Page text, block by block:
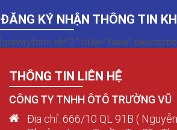
ĐĂNG KÝ NHẬN THÔNG TIN
[gravityform id="2" title="false"
THÔNG TIN LIÊN HỆ
CÔNG TY TNHH ÔTÔ TRƯỜNG VŨ
Địa chỉ: 666/10 QL 91B (